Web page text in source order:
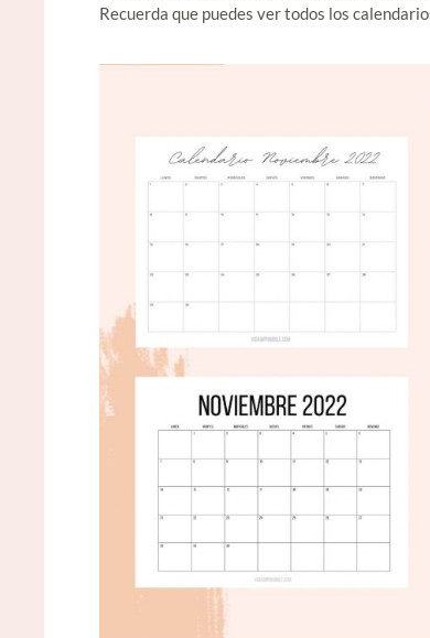
Recuerda que puedes ver todos los